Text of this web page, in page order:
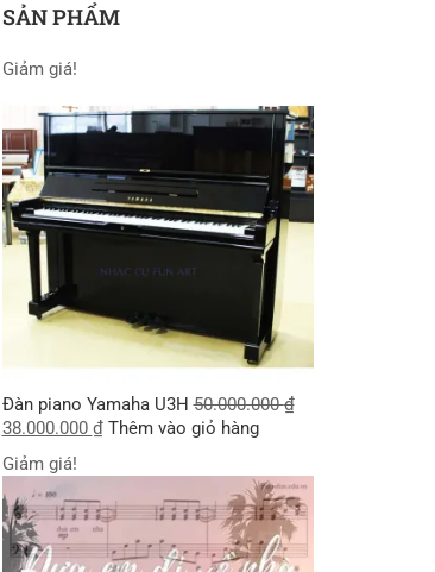
SẢN PHẨM
Giảm giá!
Đàn piano Yamaha U3H 50.000.000₫
38.000.000 ₫ Thêm vào giỏ hàng
Giảm giá!